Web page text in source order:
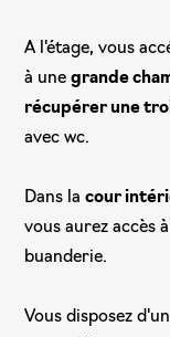
A l'étage, vous
à unegrande
récupérer une
avec wc.
Dans lacour
vous aurez accès
buanderie.
Vous disposez